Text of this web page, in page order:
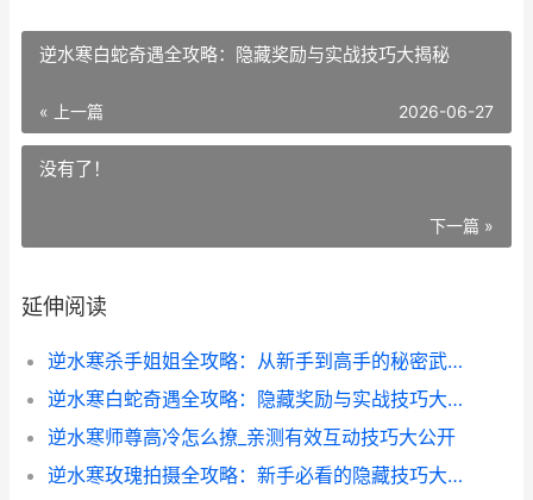
逆水寒白蛇奇遇全攻略：隐藏奖励与实战技巧大揭秘
« 上一篇 2026-06-27
没有了！
下一篇 »
延伸阅读
逆水寒杀手姐姐全攻略：从新手到高手的秘密武器
逆水寒白蛇奇遇全攻略：隐藏奖励与实战技巧大揭秘
逆水寒师尊高冷怎么撩_亲测有效互动技巧大公开
逆水寒玫瑰拍摄全攻略：新手必看的隐藏技巧大公开